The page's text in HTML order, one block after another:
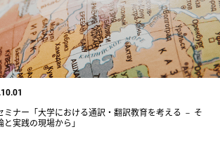
ミナー「大学における通訳・翻訳教育を考える － そ
と実践の現場から」